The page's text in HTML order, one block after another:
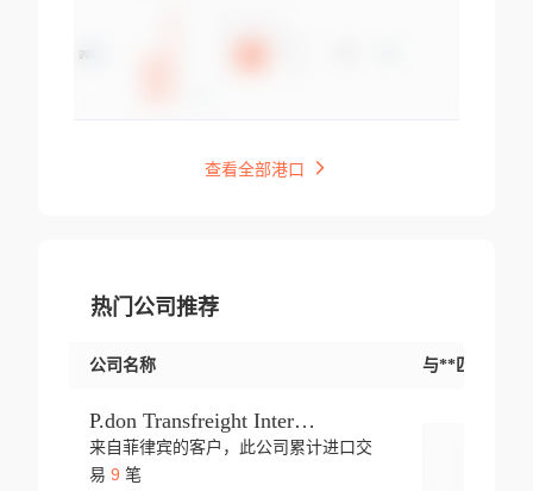
查看全部港口
热门公司推荐
公司名称 与**匹配交易
P.don Transfreight International
来自菲律宾的客户，此公司累计进口交
易 9 笔